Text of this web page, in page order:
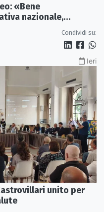
«Bene
nazionale,
Condividi su:
Ieri
unito per